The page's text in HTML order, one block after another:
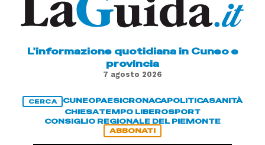
L'informazione quotidiana in Cuneo e
provincia
7 agosto 2026
CERCA CUNEOPAESICRONACAPOLITICASANITÀ
CHIESATEMPO LIBEROSPORT
CONSIGLIO REGIONALE DEL PIEMONTE
ABBONATI